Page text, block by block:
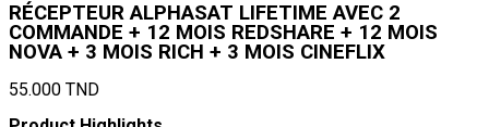
RÉCEPTEUR ALPHASAT LIFETIME AVEC 2
COMMANDE + 12 MOIS REDSHARE + 12 MOIS
NOVA + 3 MOIS RICH + 3 MOIS CINEFLIX
55.000 TND